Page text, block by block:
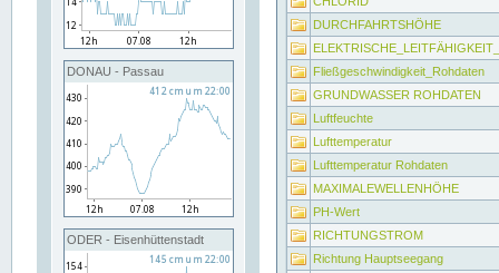
DONAU - Passau
ODER - Eisenhüttenstadt
DURCHFAHRTSHÖHE
Fließgeschwindigkeit_Rohdaten
GRUNDWASSER ROHDATEN
Luftfeuchte
Lufttemperatur
Lufttemperatur Rohdaten
MAXIMALEWELLENHÖHE
PH-Wert
RICHTUNGSTROM
Richtung Hauptseegang